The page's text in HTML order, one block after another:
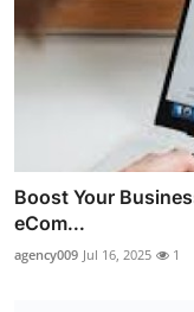
Boost Your
eCom...
agency009 Jul 16, 2025 1